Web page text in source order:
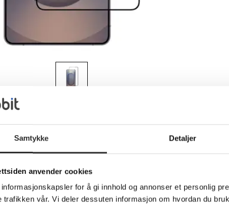
Samtykke Detaljer
anvender cookies
for å gi innhold og annonser et personlig
trafikken vår. Vi deler dessuten informasjon om hvordan du
for mobiltelefon - full deksel -